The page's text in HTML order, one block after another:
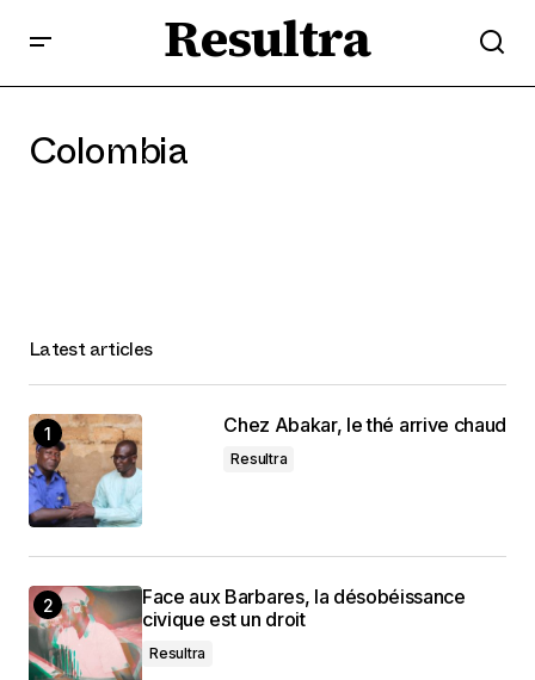
Resultra
Colombia
Latest articles
Chez Abakar, le thé arrive chaud
Resultra
Face aux Barbares, la désobéissance
civique est un droit
Resultra